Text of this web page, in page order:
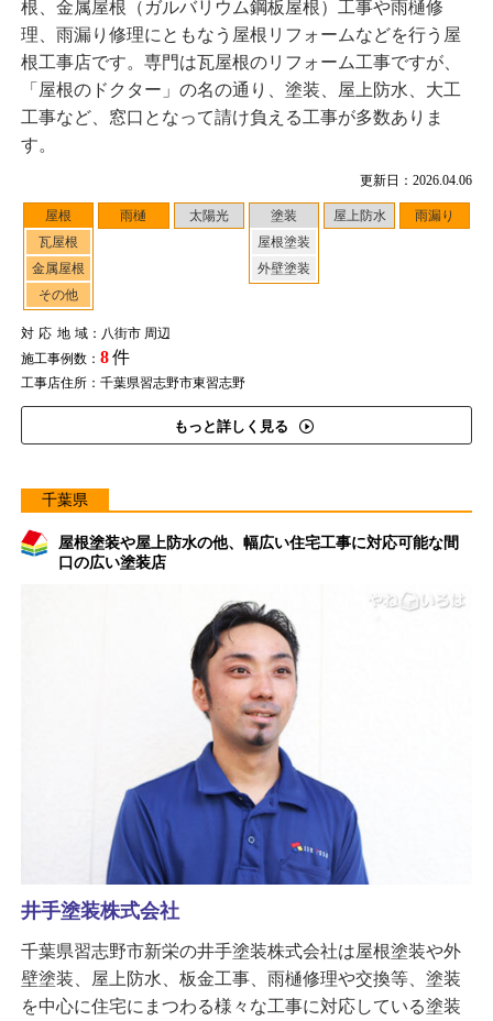
更新日：2026.04.06
屋根
瓦屋根
金属屋根
その他
雨樋 太陽光
塗装
屋根塗装
外壁塗装
屋上防水 雨漏り
対応地域：八街市 周辺
施工事例数： 8件
工事店住所：千葉県習志野市東習志野
もっと詳しく見る
根、金属屋根（ガルバリウム鋼板屋根）工事や雨樋修
理、雨漏り修理にともなう屋根リフォームなどを行う屋
根工事店です。専門は瓦屋根のリフォーム工事ですが、
「屋根のドクター」の名の通り、塗装、屋上防水、大工
工事など、窓口となって請け負える工事が多数ありま
す。
千葉県
屋根塗装や屋上防水の他、幅広い住宅工事に対応可能な間
口の広い塗装店
井手塗装株式会社
千葉県習志野市新栄の井手塗装株式会社は屋根塗装や外
壁塗装、屋上防水、板金工事、雨樋修理や交換等、塗装
を中心に住宅にまつわる様々な工事に対応している塗装